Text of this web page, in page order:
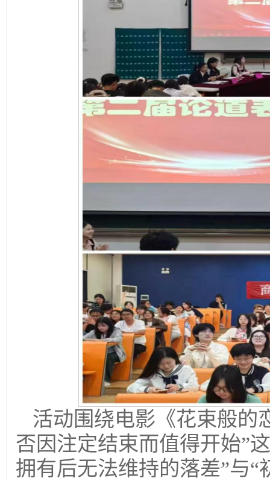
活动围绕电影《花束般的
否因注定结束而值得开始”
拥有后无法维持的落差”与